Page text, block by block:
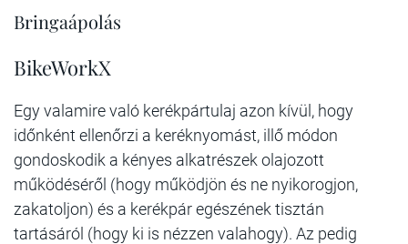
Bringaápolás
BikeWorkX
Egy valamire való kerékpártulaj azon kívül, hogy
időnként ellenőrzi a keréknyomást, illő módon
gondoskodik a kényes alkatrészek olajozott
működéséről (hogy működjön és ne nyikorogjon,
zakatoljon) és a kerékpár egészének tisztán
tartásáról (hogy ki is nézzen valahogy). Az pedig